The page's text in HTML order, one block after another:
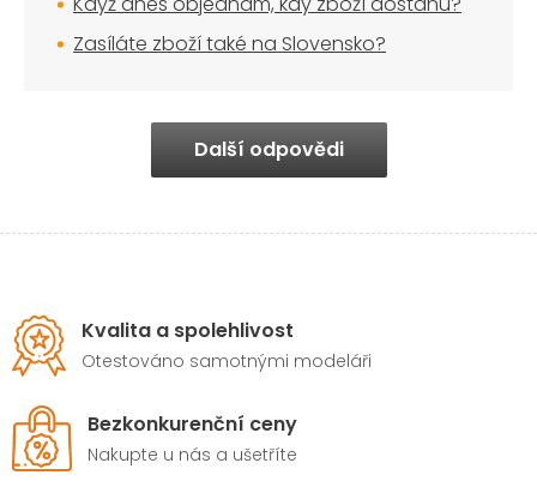
Zasíláte zboží také na Slovensko?
Další odpovědi
Kvalita a spolehlivost
Otestováno samotnými modeláři
Bezkonkurenční ceny
Nakupte u nás a ušetříte